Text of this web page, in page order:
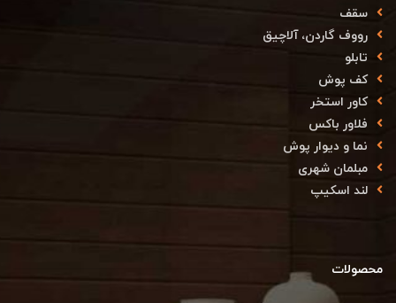
سقف
رووف گاردن، آلاچیق
تابلو
کف پوش
کاور استخر
فلاور باکس
نما و دیوار پوش
مبلمان شهری
لند اسکیپ
محصولات